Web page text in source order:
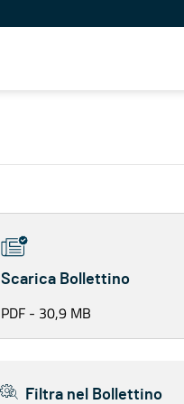
Scarica Bollettino
PDF - 30,9 MB
Filtra nel Bollettino